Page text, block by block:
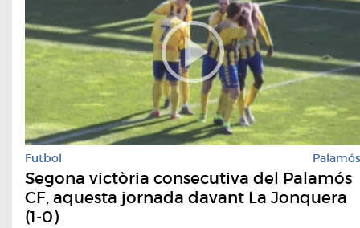
Futbol Palamós
Segona victòria consecutiva del Palamós
CF, aquesta jornada davant La Jonquera
(1-0)